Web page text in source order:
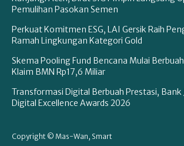
Pemulihan Pasokan Semen
Perkuat Komitmen ESG, LAI Gersik Raih
Ramah Lingkungan Kategori Gold
Skema Pooling Fund Bencana Mulai
Klaim BMN Rp17,6 Miliar
Transformasi Digital Berbuah Prestasi, Bank
Digital Excellence Awards 2026
Copyright © Mas-Wan, Smart